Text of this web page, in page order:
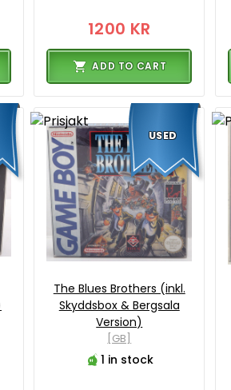
1200 KR
ADD TO CART
The Blues Brothers (inkl.
Skyddsbox & Bergsala
Version)
[GB]
1 in stock
USED